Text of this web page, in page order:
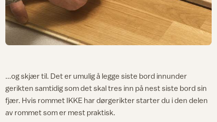
...og skjær til. Det er umulig å legge siste bord innunder
gerikten samtidig som det skal tres inn på nest siste bord sin
fjær. Hvis rommet IKKE har dørgerikter starter du i den delen
av rommet som er mest praktisk.